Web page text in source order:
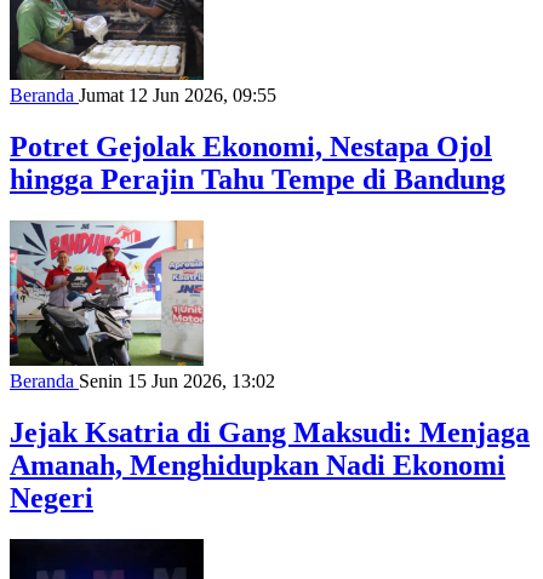
Beranda Jumat 12 Jun 2026, 09:55
Potret Gejolak Ekonomi, Nestapa Ojol
hingga Perajin Tahu Tempe di Bandung
Beranda Senin 15 Jun 2026, 13:02
Jejak Ksatria di Gang Maksudi: Menjaga
Amanah, Menghidupkan Nadi Ekonomi
Negeri